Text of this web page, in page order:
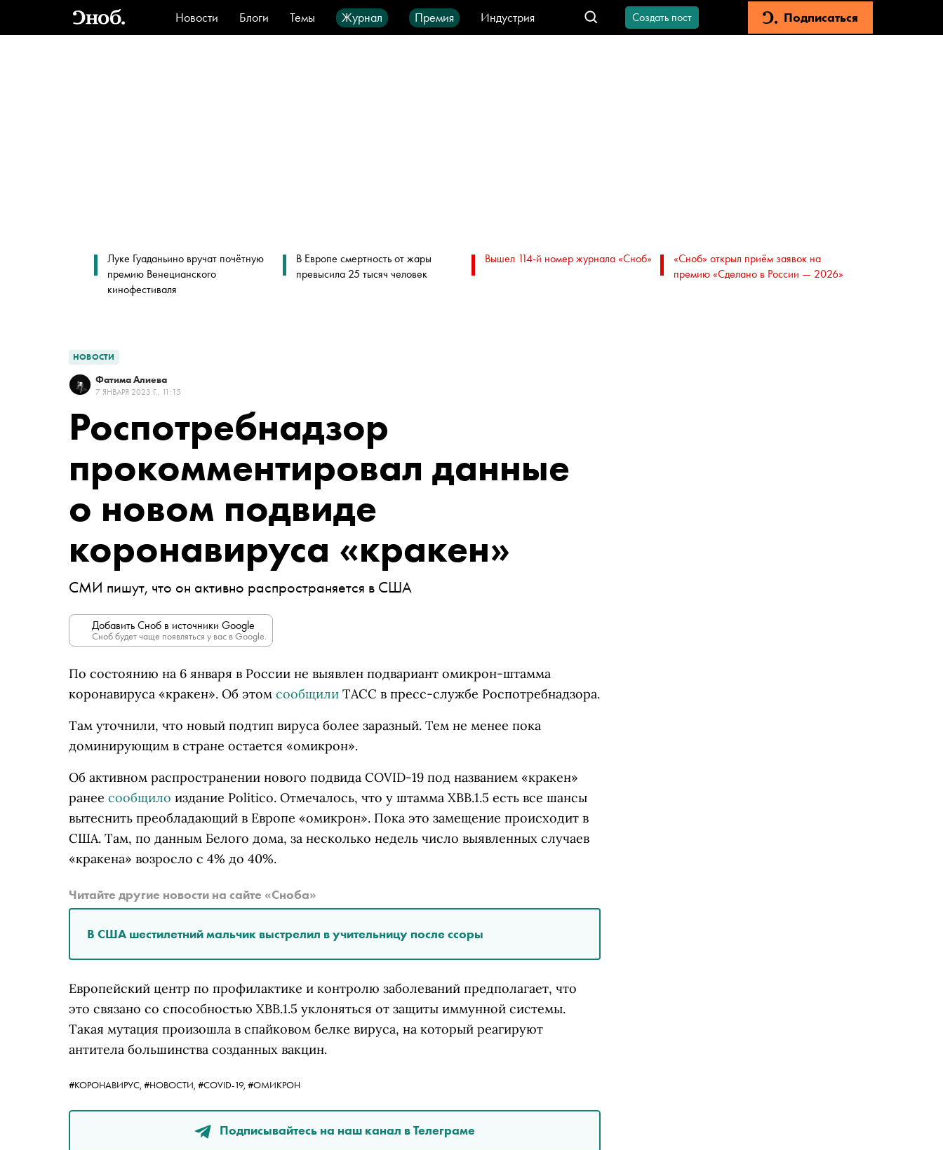
Новости Блоги Темы Журнал Премия
Индустрия
Стиль
Видео Город IT-продукты
Создать пост Подписаться
Луке Гуаданьино вручат почётную
премию Венецианского
кинофестиваля
В Европе смертность от жары
превысила 25 тысяч человек
Вышел 114-й номер журнала «Сноб»
«Сноб» открыл приём заявок на
премию «Сделано в России — 2026»
НОВОСТИ
Фатима Алиева
7 ЯНВАРЯ 2023 Г., 11:15
Роспотребнадзор
прокомментировал данные
о новом подвиде
коронавируса «кракен»
СМИ пишут, что он активно распространяется в США
Добавить Сноб в источники Google
Сноб будет чаще появляться у вас в Google.
По состоянию на 6 января в России не выявлен подвариант омикрон-штамма
коронавируса «кракен». Об этом сообщили ТАСС в пресс-службе Роспотребнадзора.
Там уточнили, что новый подтип вируса более заразный. Тем не менее пока
доминирующим в стране остается «омикрон».
Об активном распространении нового подвида COVID-19 под названием «кракен»
ранее сообщило издание Politico. Отмечалось, что у штамма XBB.1.5 есть все шансы
вытеснить преобладающий в Европе «омикрон». Пока это замещение происходит в
США. Там, по данным Белого дома, за несколько недель число выявленных случаев
«кракена» возросло с 4% до 40%.
Читайте другие новости на сайте «Сноба»
В США шестилетний мальчик выстрелил в учительницу после ссоры
Европейский центр по профилактике и контролю заболеваний предполагает, что
это связано со способностью XBB.1.5 уклоняться от защиты иммунной системы.
Такая мутация произошла в спайковом белке вируса, на который реагируют
антитела большинства созданных вакцин.
#КОРОНАВИРУС, #НОВОСТИ, #COVID-19, #ОМИКРОН
Подписывайтесь на наш канал в Телеграме